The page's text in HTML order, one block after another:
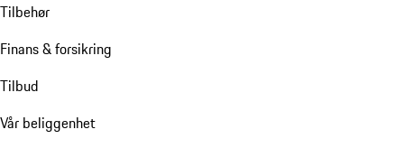
Tilbehør
Finans & forsikring
Tilbud
Vår beliggenhet